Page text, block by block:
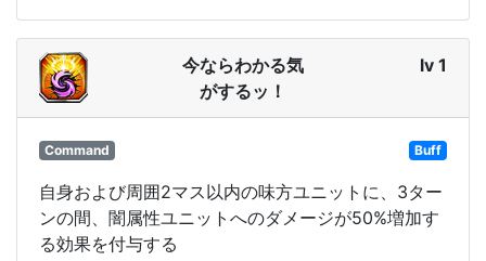
今ならわかる気
がするッ！
lv 1
Command Buff
自身および周囲2マス以内の味方ユニットに、3ター
ンの間、闇属性ユニットへのダメージが50%増加す
る効果を付与する